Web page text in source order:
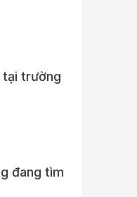
tại trường
đang tìm